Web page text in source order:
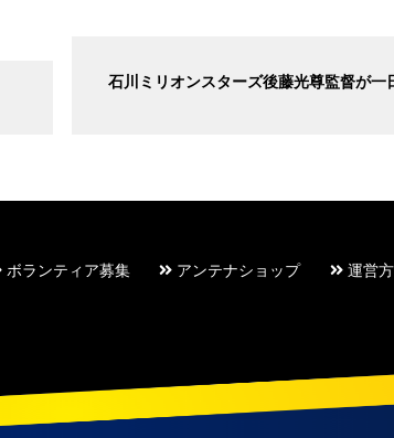
石川ミリオンスターズ後藤光尊監督が
ボランティア募集 アンテナショップ 運営